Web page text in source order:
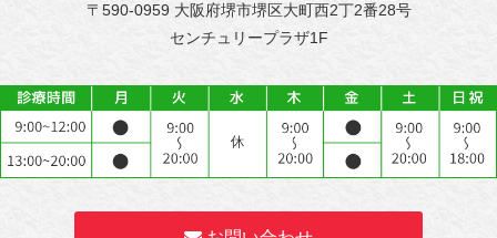
〒590-0959 大阪府堺市堺区大町西2丁2番28号
センチュリープラザ1F